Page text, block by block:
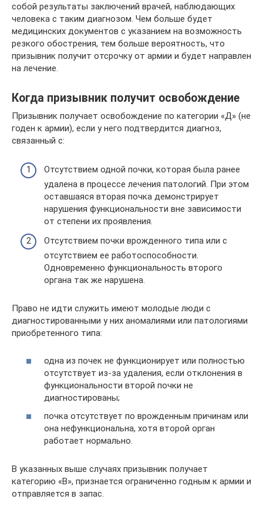
собой результаты заключений врачей, наблюдающих
человека с таким диагнозом. Чем больше будет
медицинских документов с указанием на возможность
резкого обострения, тем больше вероятность, что
призывник получит отсрочку от армии и будет направлен
на лечение.
Когда призывник получит освобождение
Призывник получает освобождение по категории «Д» (не
годен к армии), если у него подтвердится диагноз,
связанный с:
Отсутствием одной почки, которая была ранее
удалена в процессе лечения патологий. При этом
оставшаяся вторая почка демонстрирует
нарушения функциональности вне зависимости
от степени их проявления.
Отсутствием почки врожденного типа или с
отсутствием ее работоспособности.
Одновременно функциональность второго
органа так же нарушена.
Право не идти служить имеют молодые люди с
диагностированными у них аномалиями или патологиями
приобретенного типа:
одна из почек не функционирует или полностью
отсутствует из-за удаления, если отклонения в
функциональности второй почки не
диагностированы;
почка отсутствует по врожденным причинам или
она нефункциональна, хотя второй орган
работает нормально.
В указанных выше случаях призывник получает
категорию «В», признается ограниченно годным к армии и
отправляется в запас.